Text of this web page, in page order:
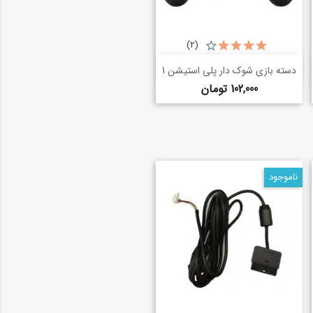
دسته بازی شوک دار پلی استیشن 1
قیمت 102,000 تومان
(2)
shopping_basketخرید سریع
ناموجود